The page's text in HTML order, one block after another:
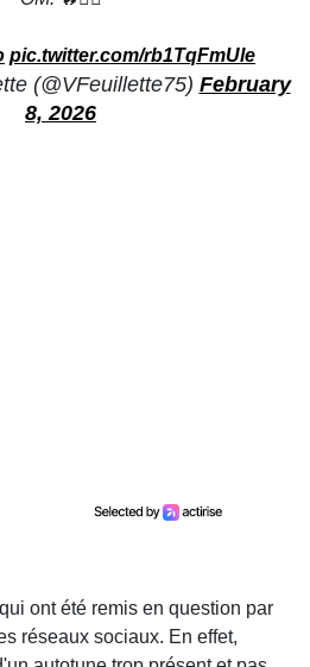
pic.twitter.com/rb1TqFmUle
(@VFeuillette75) February
8, 2026
ont été remis en question par
réseaux sociaux. En effet,